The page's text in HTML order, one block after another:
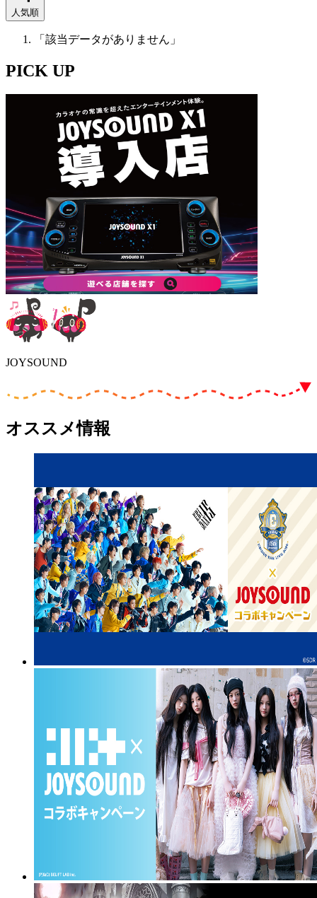
人気順
「該当データがありません」
PICK UP
JOYSOUND
オススメ情報